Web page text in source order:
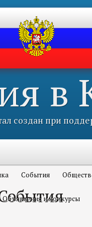
в
создан при
События
Объявления и конкурсы